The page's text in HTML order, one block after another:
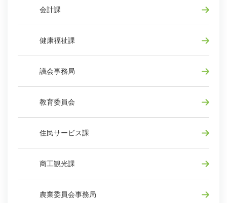
会計課
健康福祉課
議会事務局
教育委員会
住民サービス課
商工観光課
農業委員会事務局